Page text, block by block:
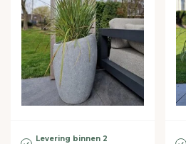
Levering binnen 2